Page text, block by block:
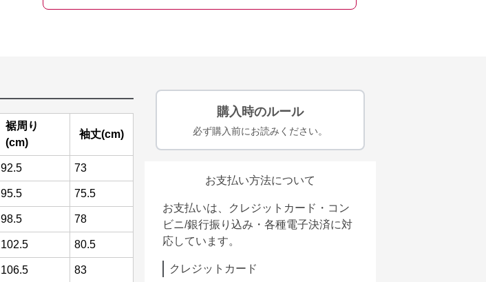
裾周り
(cm)
袖丈(cm)
92.5 73
95.5 75.5
98.5 78
102.5 80.5
106.5 83
購入時のルール
必ず購入前にお読みください。
お支払い方法について
お支払いは、クレジットカード・コン
ビニ/銀行振り込み・各種電子決済に対
応しています。
クレジットカード